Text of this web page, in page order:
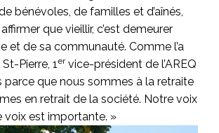
bénévoles, de familles et d’aînés,
que vieillir, c’est demeurer
et de sa communauté. Comme l’a
Pierre, 1 ervice-président de l’AREQ
parce que nous sommes à la retraite
en retrait de la société. Notre voix
voix est importante. »